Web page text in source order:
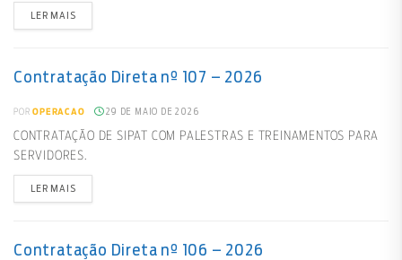
LER MAIS
Contratação Direta nº 107 – 2026
POR OPERACAO 29 DE MAIO DE 2026
CONTRATAÇÃO DE SIPAT COM PALESTRAS E TREINAMENTOS PARA
SERVIDORES.
LER MAIS
Contratação Direta nº 106 – 2026